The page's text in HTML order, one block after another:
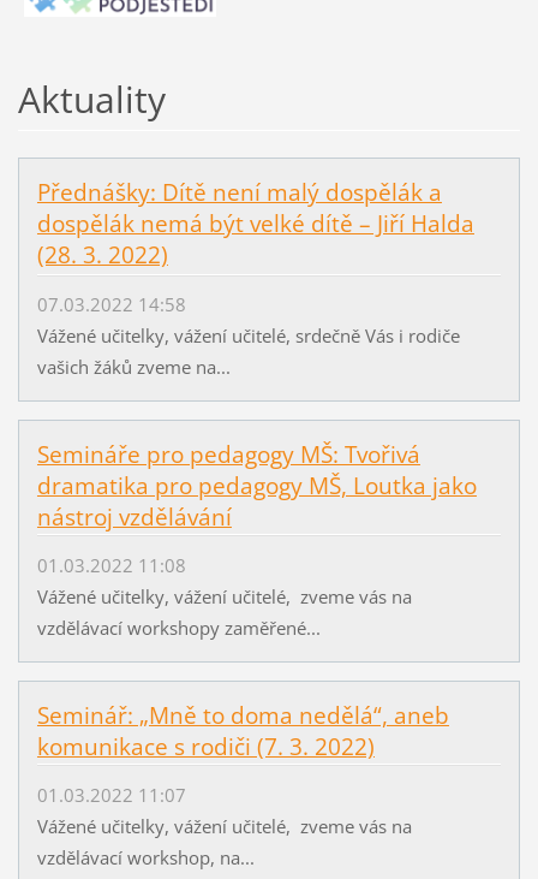
Aktuality
Přednášky: Dítě není malý dospělák a
dospělák nemá být velké dítě – Jiří Halda
(28. 3. 2022)
07.03.2022 14:58
Vážené učitelky, vážení učitelé, srdečně Vás i rodiče
vašich žáků zveme na...
Semináře pro pedagogy MŠ: Tvořivá
dramatika pro pedagogy MŠ, Loutka jako
nástroj vzdělávání
01.03.2022 11:08
Vážené učitelky, vážení učitelé, zveme vás na
vzdělávací workshopy zaměřené...
Seminář: „Mně to doma nedělá“, aneb
komunikace s rodiči (7. 3. 2022)
01.03.2022 11:07
Vážené učitelky, vážení učitelé, zveme vás na
vzdělávací workshop, na...